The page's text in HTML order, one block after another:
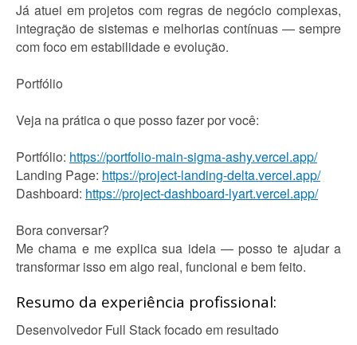
Já atuei em projetos com regras de negócio complexas,
integração de sistemas e melhorias contínuas — sempre
com foco em estabilidade e evolução.
Portfólio
Veja na prática o que posso fazer por você:
Portfólio: https://portfolio-main-sigma-ashy.vercel.app/
Landing Page: https://project-landing-delta.vercel.app/
Dashboard: https://project-dashboard-lyart.vercel.app/
Bora conversar?
Me chama e me explica sua ideia — posso te ajudar a
transformar isso em algo real, funcional e bem feito.
Resumo da experiência profissional:
Desenvolvedor Full Stack focado em resultado